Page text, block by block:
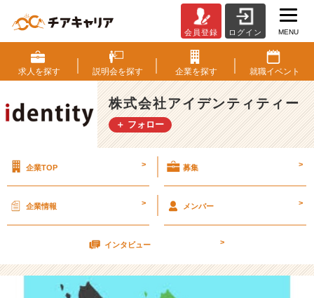
u
n
a
w
a
y
ー
会
社
イ
会員登録 ログイン MENU
求人を探す 説明会を探す 企業を探す 就職イベント
株式会社アイデンティティー
＋ フォロー
企業TOP > 募集 >
企業情報 > メンバー >
インタビュー >